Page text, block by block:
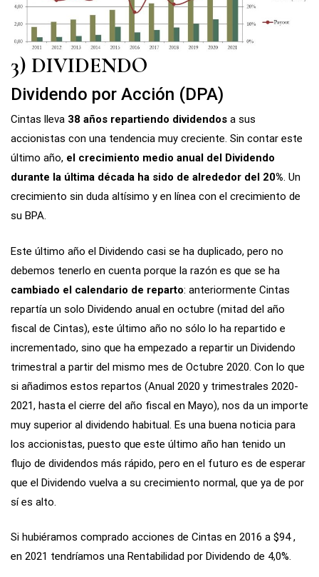
3) DIVIDENDO
Dividendo por Acción (DPA)
Cintas lleva 38 años repartiendo dividendos a sus
accionistas con una tendencia muy creciente. Sin contar este
último año, el crecimiento medio anual del Dividendo
durante la última década ha sido de alrededor del 20%. Un
crecimiento sin duda altísimo y en línea con el crecimiento de
su BPA.
Este último año el Dividendo casi se ha duplicado, pero no
debemos tenerlo en cuenta porque la razón es que se ha
cambiado el calendario de reparto: anteriormente Cintas
repartía un solo Dividendo anual en octubre (mitad del año
fiscal de Cintas), este último año no sólo lo ha repartido e
incrementado, sino que ha empezado a repartir un Dividendo
trimestral a partir del mismo mes de Octubre 2020. Con lo que
si añadimos estos repartos (Anual 2020 y trimestrales 2020-
2021, hasta el cierre del año fiscal en Mayo), nos da un importe
muy superior al dividendo habitual. Es una buena noticia para
los accionistas, puesto que este último año han tenido un
flujo de dividendos más rápido, pero en el futuro es de esperar
que el Dividendo vuelva a su crecimiento normal, que ya de por
sí es alto.
Si hubiéramos comprado acciones de Cintas en 2016 a $94 ,
en 2021 tendríamos una Rentabilidad por Dividendo de 4,0%.